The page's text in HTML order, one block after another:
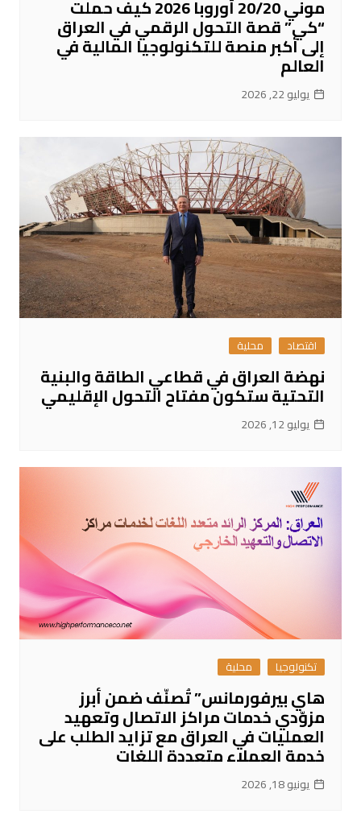
موني 20/20 أوروبا 2026 كيف حملت
“كي” قصة التحول الرقمي في العراق
إلى أكبر منصة للتكنولوجيا المالية في
العالم
يوليو 22, 2026
اقتصاد محلية
نهضة العراق في قطاعي الطاقة والبنية
التحتية ستكون مفتاح التحول الإقليمي
يوليو 12, 2026
تكنولوجيا محلية
هاي بيرفورمانس” تُصنّف ضمن أبرز
مزوّدي خدمات مراكز الاتصال وتعهيد
العمليات في العراق مع تزايد الطلب على
خدمة العملاء متعددة اللغات
يونيو 18, 2026